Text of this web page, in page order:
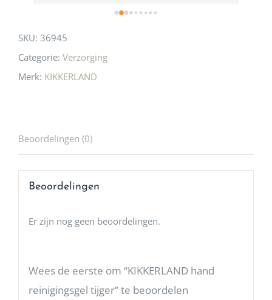
SKU: 36945
Categorie: Verzorging
Merk: KIKKERLAND
Beoordelingen (0)
Beoordelingen
Er zijn nog geen beoordelingen.
Wees de eerste om “KIKKERLAND hand
reinigingsgel tijger” te beoordelen